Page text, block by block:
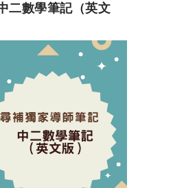
二數學筆記（英文